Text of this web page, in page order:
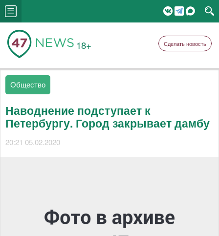
18+ Сделать новость
Общество
Наводнение подступает к
Петербургу. Город закрывает дамбу
20:21 05.02.2020